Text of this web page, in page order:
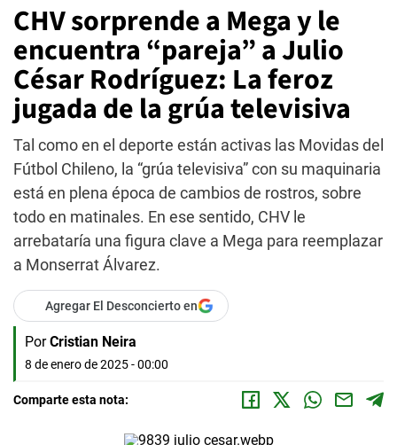
CHV sorprende a Mega y le
encuentra “pareja” a Julio
César Rodríguez: La feroz
jugada de la grúa televisiva
Tal como en el deporte están activas las Movidas del
Fútbol Chileno, la “grúa televisiva” con su maquinaria
está en plena época de cambios de rostros, sobre
todo en matinales. En ese sentido, CHV le
arrebataría una figura clave a Mega para reemplazar
a Monserrat Álvarez.
Agregar El Desconcierto en
Por Cristian Neira
8 de enero de 2025 - 00:00
Comparte esta nota: